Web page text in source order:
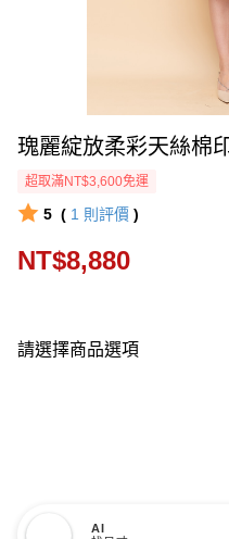
瑰麗綻放柔彩天絲棉
超取滿NT$3,600免運
5 ( 1 則評價 )
NT$8,880
請選擇商品選項
AI